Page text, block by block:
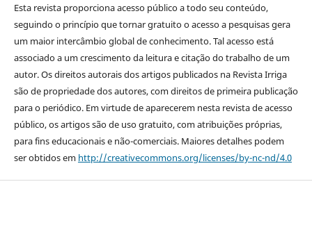
Esta revista proporciona acesso público a todo seu conteúdo,
seguindo o princípio que tornar gratuito o acesso a pesquisas gera
um maior intercâmbio global de conhecimento. Tal acesso está
associado a um crescimento da leitura e citação do trabalho de um
autor. Os direitos autorais dos artigos publicados na Revista Irriga
são de propriedade dos autores, com direitos de primeira publicação
para o periódico. Em virtude de aparecerem nesta revista de acesso
público, os artigos são de uso gratuito, com atribuições próprias,
para fins educacionais e não-comerciais. Maiores detalhes podem
ser obtidos em http://creativecommons.org/licenses/by-nc-nd/4.0